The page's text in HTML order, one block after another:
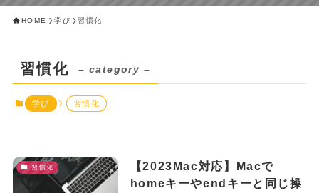
HOME 学び 習慣化
習慣化 – category –
学び 習慣化
習慣化
【2023Mac対応】Macで
homeキーやendキーと同じ操